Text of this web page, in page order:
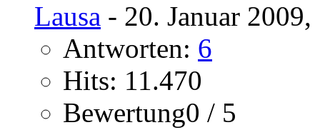
Lausa - 20. Januar
Antworten: 6
Hits: 11.470
Bewertung0 / 5